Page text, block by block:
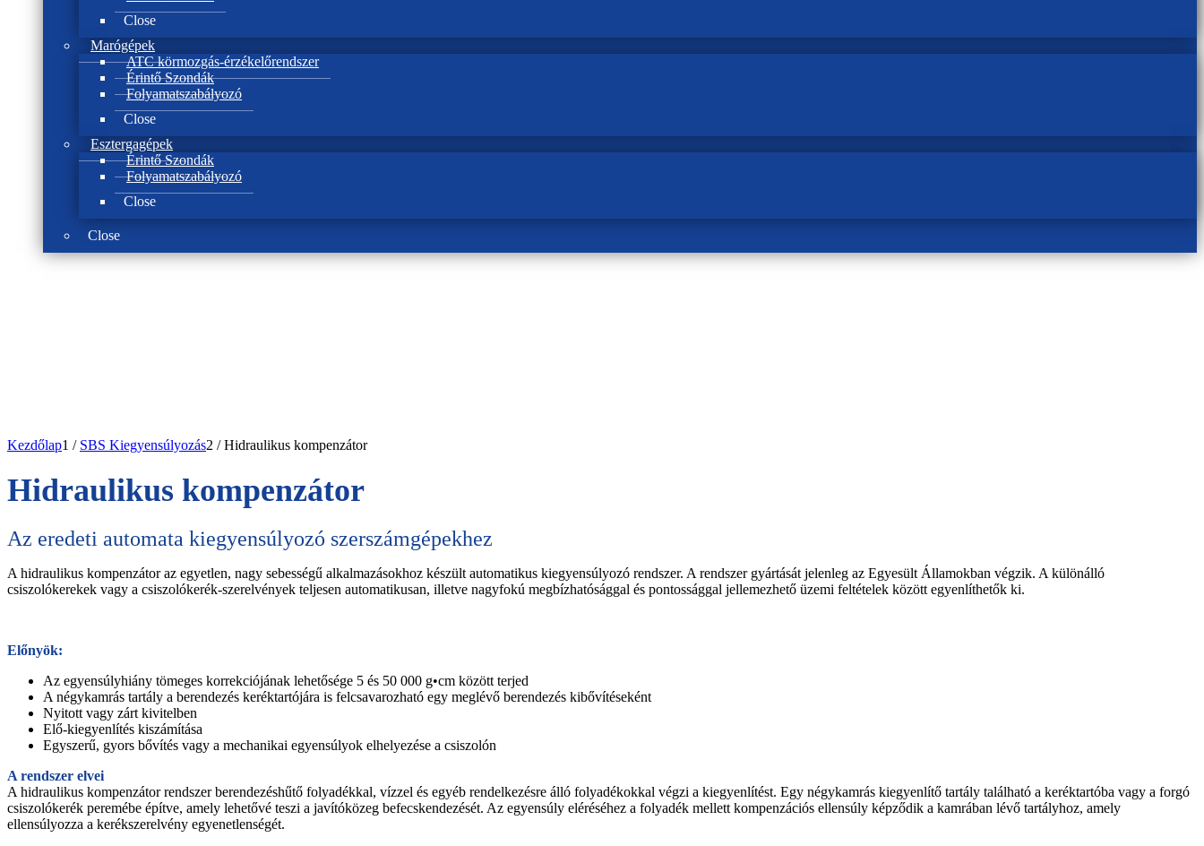
Close
Marógépek
ATC körmozgás-érzékelőrendszer
Érintő Szondák
Folyamatszabályozó
Close
Esztergagépek
Érintő Szondák
Folyamatszabályozó
Close
Close
Kezdőlap1 / SBS Kiegyensúlyozás2 / Hidraulikus kompenzátor
Hidraulikus kompenzátor
Az eredeti automata kiegyensúlyozó szerszámgépekhez
A hidraulikus kompenzátor az egyetlen, nagy sebességű alkalmazásokhoz készült automatikus kiegyensúlyozó rendszer. A rendszer gyártását jelenleg az Egyesült Államokban végzik. A különálló
csiszolókerekek vagy a csiszolókerék-szerelvények teljesen automatikusan, illetve nagyfokú megbízhatósággal és pontossággal jellemezhető üzemi feltételek között egyenlíthetők ki.
Előnyök:
Az egyensúlyhiány tömeges korrekciójának lehetősége 5 és 50 000 g•cm között terjed
A négykamrás tartály a berendezés keréktartójára is felcsavarozható egy meglévő berendezés kibővítéseként
Nyitott vagy zárt kivitelben
Elő-kiegyenlítés kiszámítása
Egyszerű, gyors bővítés vagy a mechanikai egyensúlyok elhelyezése a csiszolón
A rendszer elvei
A hidraulikus kompenzátor rendszer berendezéshűtő folyadékkal, vízzel és egyéb rendelkezésre álló folyadékokkal végzi a kiegyenlítést. Egy négykamrás kiegyenlítő tartály található a keréktartóba vagy a forgó
csiszolókerék peremébe építve, amely lehetővé teszi a javítóközeg befecskendezését. Az egyensúly eléréséhez a folyadék mellett kompenzációs ellensúly képződik a kamrában lévő tartályhoz, amely
ellensúlyozza a kerékszerelvény egyenetlenségét.